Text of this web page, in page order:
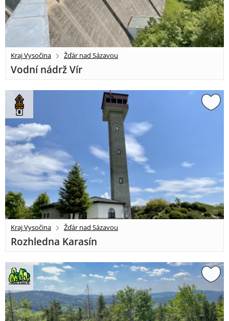
Kraj Vysočina Žďár nad Sázavou
Vodní nádrž Vír
Kraj Vysočina Žďár nad Sázavou
Rozhledna Karasín